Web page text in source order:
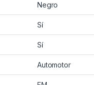
Negro
Sí
Sí
Automotor